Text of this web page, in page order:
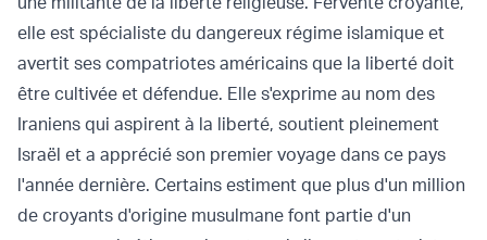
elle est spécialiste du dangereux régime islamique et
avertit ses compatriotes américains que la liberté doit
être cultivée et défendue. Elle s'exprime au nom des
Iraniens qui aspirent à la liberté, soutient pleinement
Israël et a apprécié son premier voyage dans ce pays
l'année dernière. Certains estiment que plus d'un million
de croyants d'origine musulmane font partie d'un